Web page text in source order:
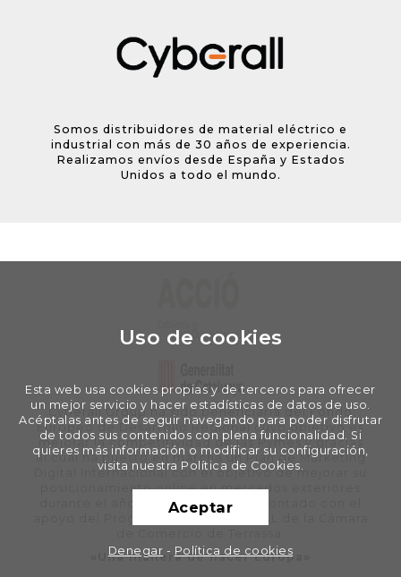
Somos distribuidores de material eléctrico e
industrial con más de 30 años de experiencia.
Realizamos envíos desde España y Estados
Unidos a todo el mundo.
Cyberall Group ha sido beneficiaria del Fondo
Europeo de Desarrollo Regional cuyo objetivo es
mejorar la competitividad de las Pymes y gracias
al cual ha puesto en marcha un Plan de Marketing
Digital Internacional con el objetivo de mejorar su
posicionamiento online en mercados exteriores
durante el año 2020. Para ello ha contado con el
apoyo del Programa XPANDE DIGITAL de la Cámara
«Una manera de hacer Europa»
Uso de cookies
Esta web usa cookies propias y de terceros para ofrecer
un mejor servicio y hacer estadísticas de datos de uso.
Acéptalas antes de seguir navegando para poder disfrutar
de todos sus contenidos con plena funcionalidad. Si
quieres más información o modificar su configuración,
visita nuestra Política de Cookies.
Aceptar
Denegar - Política de cookies